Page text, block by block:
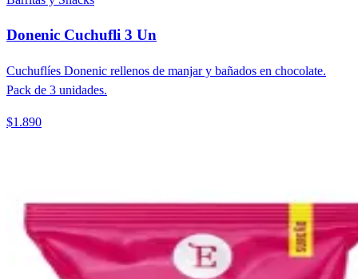
Donenic Cuchufli 3 Un
Cuchuflíes Donenic rellenos de manjar y bañados en chocolate.
Pack de 3 unidades.
$1.890